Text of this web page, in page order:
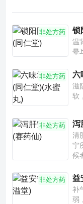
非处方药 锁
温
晕
非处方药 六
滋
软
非处方药 泻
清
宁
候
非处方药 益
补
弱